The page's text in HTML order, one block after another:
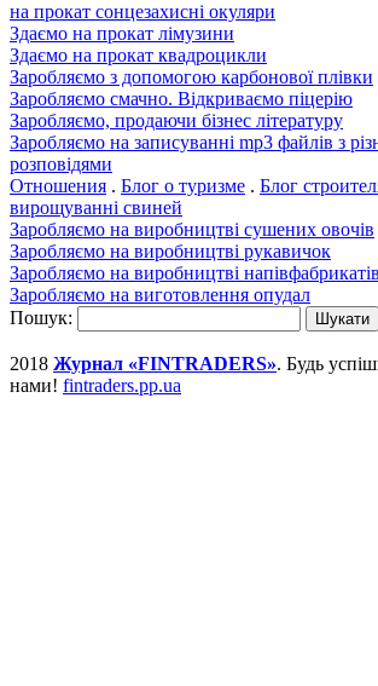
на прокат сонцезахисні окуляри
Здаємо на прокат лімузини
Здаємо на прокат квадроцикли
Заробляємо з допомогою карбонової плівки
Заробляємо смачно. Відкриваємо піцерію
Заробляємо, продаючи бізнес літературу
Заробляємо на записуванні mp3 файлів з
розповідями
Отношения . Блог о туризме . Блог
вирощуванні свиней
Заробляємо на виробництві сушених овочів
Заробляємо на виробництві рукавичок
Заробляємо на виробництві напівфабрикатів
Заробляємо на виготовлення опудал
Пошук:
2018 Журнал «FINTRADERS». Будь
нами! fintraders.pp.ua